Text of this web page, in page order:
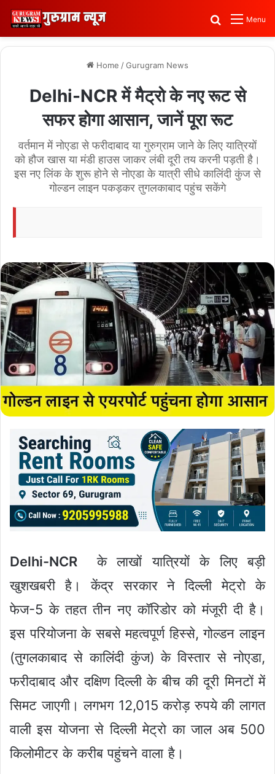
Menu
Search for
Home /Gurugram News
Delhi-NCR में मैट्रो के नए रूट से
सफर होगा आसान, जानें पूरा रूट
वर्तमान में नोएडा से फरीदाबाद या गुरुग्राम जाने के लिए यात्रियों
को हौज खास या मंडी हाउस जाकर लंबी दूरी तय करनी पड़ती है।
इस नए लिंक के शुरू होने से नोएडा के यात्री सीधे कालिंदी कुंज से
गोल्डन लाइन पकड़कर तुगलकाबाद पहुंच सकेंगे
Delhi-NCR
के लाखों यात्रियों के लिए बड़ी
खुशखबरी है। केंद्र सरकार ने दिल्ली मेट्रो के
फेज-5 के तहत तीन नए कॉरिडोर को मंजूरी दी है।
इस परियोजना के सबसे महत्वपूर्ण हिस्से, गोल्डन लाइन
(तुगलकाबाद से कालिंदी कुंज) के विस्तार से नोएडा,
फरीदाबाद और दक्षिण दिल्ली के बीच की दूरी मिनटों में
सिमट जाएगी। लगभग 12,015 करोड़ रुपये की लागत
वाली इस योजना से दिल्ली मेट्रो का जाल अब 500
किलोमीटर के करीब पहुंचने वाला है।